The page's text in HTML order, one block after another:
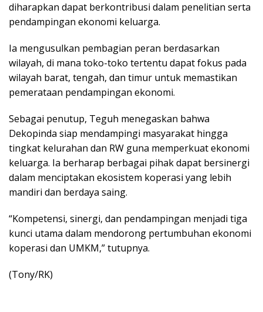
diharapkan dapat berkontribusi dalam penelitian serta
pendampingan ekonomi keluarga.
Ia mengusulkan pembagian peran berdasarkan
wilayah, di mana toko-toko tertentu dapat fokus pada
wilayah barat, tengah, dan timur untuk memastikan
pemerataan pendampingan ekonomi.
Sebagai penutup, Teguh menegaskan bahwa
Dekopinda siap mendampingi masyarakat hingga
tingkat kelurahan dan RW guna memperkuat ekonomi
keluarga. Ia berharap berbagai pihak dapat bersinergi
dalam menciptakan ekosistem koperasi yang lebih
mandiri dan berdaya saing.
“Kompetensi, sinergi, dan pendampingan menjadi tiga
kunci utama dalam mendorong pertumbuhan ekonomi
koperasi dan UMKM,” tutupnya.
(Tony/RK)